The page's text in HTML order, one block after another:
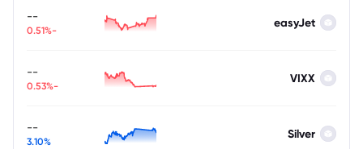
easyJet
--
-0.51%
VIXX
--
-0.53%
Silver
--
3.10%